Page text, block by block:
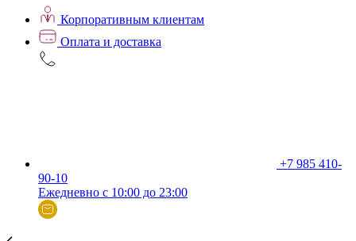
Корпоративным клиентам
Оплата и доставка
+7 985 410-
90-10
Ежедневно с 10:00 до 23:00